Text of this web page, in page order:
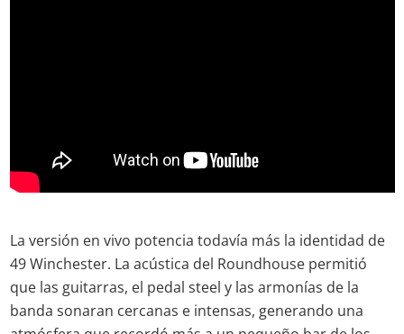
La versión en vivo potencia todavía más la identidad de
49 Winchester. La acústica del Roundhouse permitió
que las guitarras, el pedal steel y las armonías de la
banda sonaran cercanas e intensas, generando una